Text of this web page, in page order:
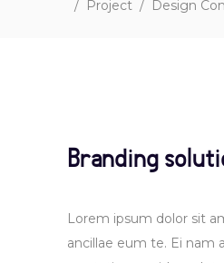
/ Project / Design
Branding
Lorem ipsum dolor sit
ancillae eum te. Ei nam